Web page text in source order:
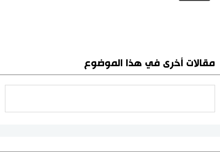
مقالات أخرى في هذا الموضوع